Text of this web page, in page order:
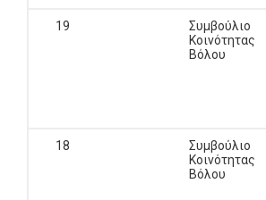
19
Συμβούλιο
Κοινότητας
Βόλου
18
Συμβούλιο
Κοινότητας
Βόλου